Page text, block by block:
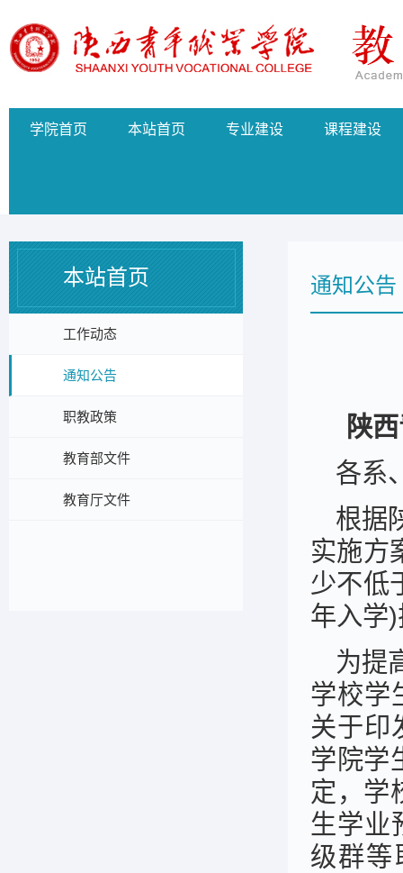
学院首页 本站首页 专业建设 课程建设
本站首页
工作动态
通知公告
职教政策
教育部文件
教育厅文件
通知公告
陕
各系
根据
实施方
少不低
年入学
为提
学校学
关于印
学院学
定，学
生学业
级群等